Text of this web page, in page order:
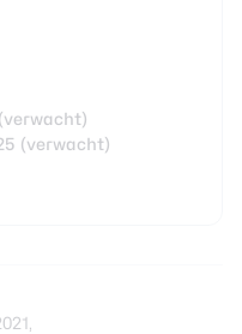
(verwacht)